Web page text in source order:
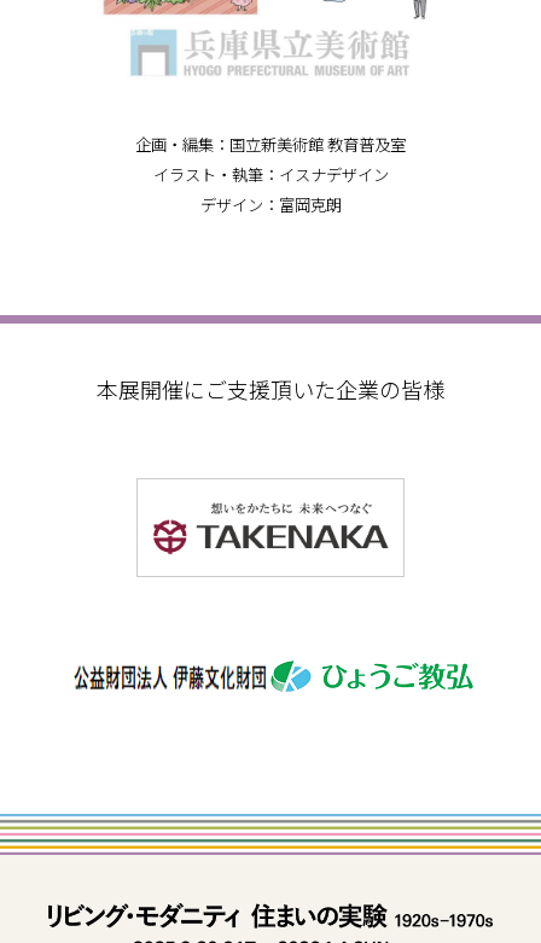
企画・編集：国立新美術館 教育普及室
イラスト・執筆：イスナデザイン
デザイン：富岡克朗
本展開催にご支援頂いた企業の皆様